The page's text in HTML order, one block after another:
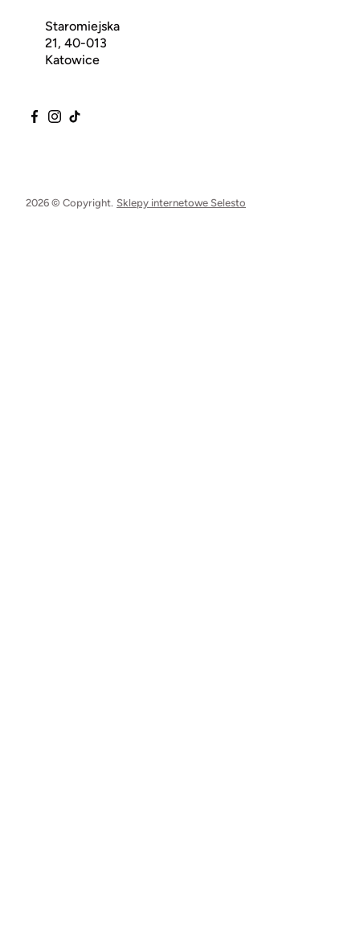
Staromiejska
21, 40-013
Katowice
2026 © Copyright. Sklepy internetowe Selesto